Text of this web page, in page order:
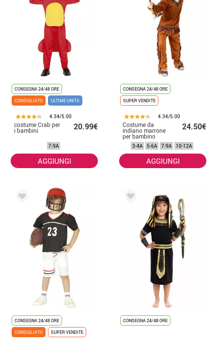
CONSEGNA 24/48 ORE
CONSIGLIATO
ULTIME UNITÀ
4.34/5.00
costume Crab per
i bambini 20.99€
7-9A
AGGIUNGI
CONSEGNA 24/48 ORE
SUPER VENDITE
4.34/5.00
Costume da
indiano marrone
per bambino
24.50€
3-4A 5-6A 7-9A 10-12A
AGGIUNGI
CONSEGNA 24/48 ORE
CONSIGLIATO
SUPER VENDITE
CONSEGNA 24/48 ORE